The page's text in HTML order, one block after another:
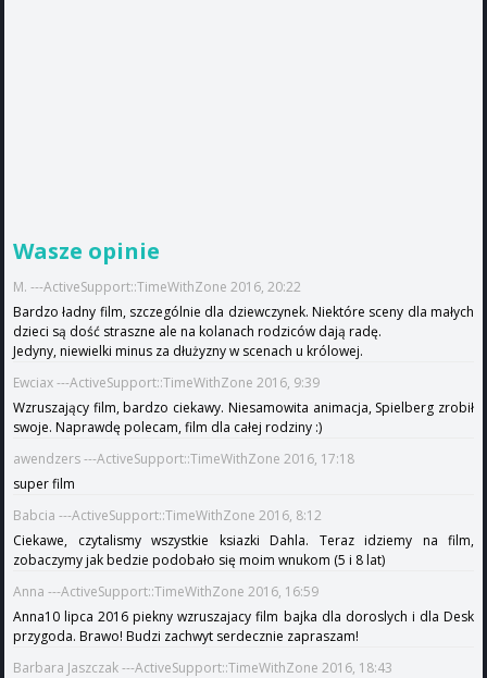
Wasze opinie
M. ---ActiveSupport::TimeWithZone 2016, 20:22
Bardzo ładny film, szczególnie dla dziewczynek. Niektóre sceny dla małych
dzieci są dość straszne ale na kolanach rodziców dają radę.
Jedyny, niewielki minus za dłużyzny w scenach u królowej.
Ewciax ---ActiveSupport::TimeWithZone 2016, 9:39
Wzruszający film, bardzo ciekawy. Niesamowita animacja, Spielberg zrobił
swoje. Naprawdę polecam, film dla całej rodziny :)
awendzers ---ActiveSupport::TimeWithZone 2016, 17:18
super film
Babcia ---ActiveSupport::TimeWithZone 2016, 8:12
Ciekawe, czytalismy wszystkie ksiazki Dahla. Teraz idziemy na film,
zobaczymy jak bedzie podobało się moim wnukom (5 i 8 lat)
Anna ---ActiveSupport::TimeWithZone 2016, 16:59
Anna10 lipca 2016 piekny wzruszajacy film bajka dla doroslych i dla Desk
przygoda. Brawo! Budzi zachwyt serdecznie zapraszam!
Barbara Jaszczak ---ActiveSupport::TimeWithZone 2016, 18:43